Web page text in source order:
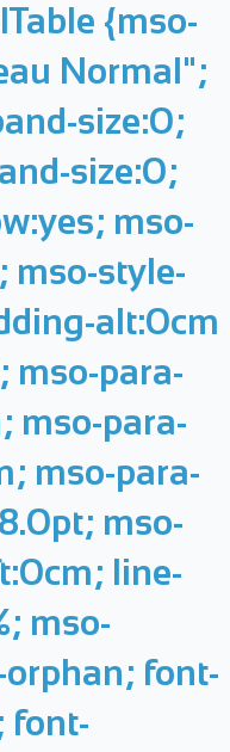
{mso-
Normal";
size:0;
size:0;
mso-
mso-style-
alt:0cm
mso-para-
mso-para-
mso-para-
mso-
line-
mso-
font-
font-